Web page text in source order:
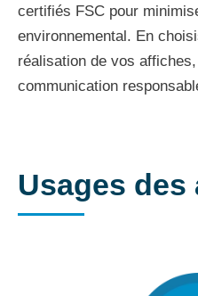
certifiés FSC pour
environnemental. En
réalisation de vos
communication
Usages des